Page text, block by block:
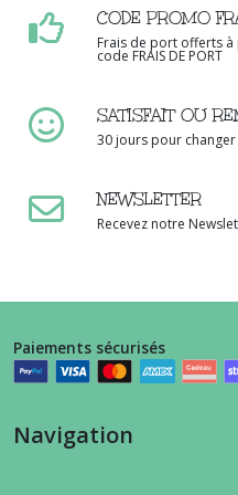
CODE PROMO
Frais de port offerts
code FRAIS DE PORT
SATISFAIT OU
30 jours pour
NEWSLETTER
Recevez notre
Paiements sécurisés
Navigation